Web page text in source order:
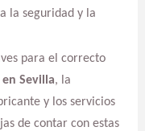
la seguridad y la
para el correcto
Sevilla, la
y los servicios
de contar con estas